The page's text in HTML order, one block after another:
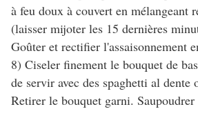
à feu doux à couvert en mélangeant
(laisser mijoter les 15 dernières
Goûter et rectifier l'assaisonnement
8) Ciseler finement le bouquet de
de servir avec des spaghetti al dente
Retirer le bouquet garni. Saupoudrer